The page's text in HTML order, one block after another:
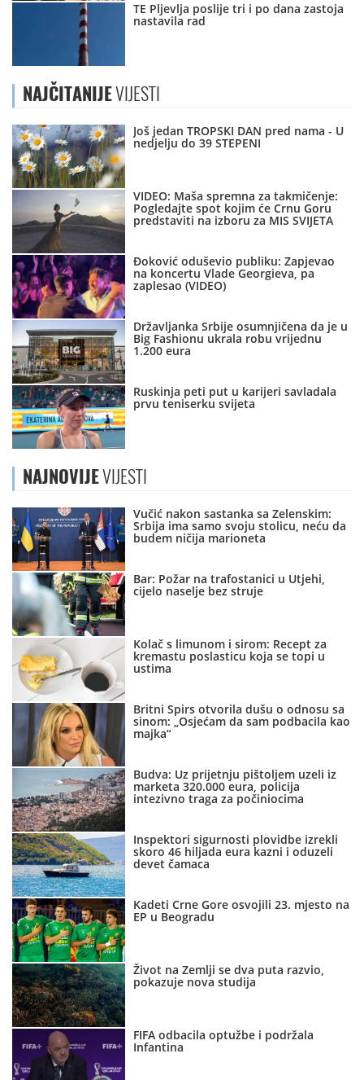
TE Pljevlja poslije tri i po dana zastoja
nastavila rad
NAJČITANIJEVIJESTI
Još jedan TROPSKI DAN pred nama - U
nedjelju do 39 STEPENI
VIDEO: Maša spremna za takmičenje:
Pogledajte spot kojim će Crnu Goru
predstaviti na izboru za MIS SVIJETA
Đoković oduševio publiku: Zapjevao
na koncertu Vlade Georgieva, pa
zaplesao (VIDEO)
Državljanka Srbije osumnjičena da je u
Big Fashionu ukrala robu vrijednu
1.200 eura
Ruskinja peti put u karijeri savladala
prvu teniserku svijeta
NAJNOVIJEVIJESTI
Vučić nakon sastanka sa Zelenskim:
Srbija ima samo svoju stolicu, neću da
budem ničija marioneta
Bar: Požar na trafostanici u Utjehi,
cijelo naselje bez struje
Kolač s limunom i sirom: Recept za
kremastu poslasticu koja se topi u
ustima
Britni Spirs otvorila dušu o odnosu sa
sinom: „Osjećam da sam podbacila kao
majka“
Budva: Uz prijetnju pištoljem uzeli iz
marketa 320.000 eura, policija
intezivno traga za počiniocima
Inspektori sigurnosti plovidbe izrekli
skoro 46 hiljada eura kazni i oduzeli
devet čamaca
Kadeti Crne Gore osvojili 23. mjesto na
EP u Beogradu
Život na Zemlji se dva puta razvio,
pokazuje nova studija
FIFA odbacila optužbe i podržala
Infantina